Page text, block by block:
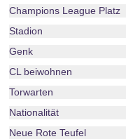
Champions League Platz
Stadion
Genk
CL beiwohnen
Torwarten
Nationalität
Neue Rote Teufel